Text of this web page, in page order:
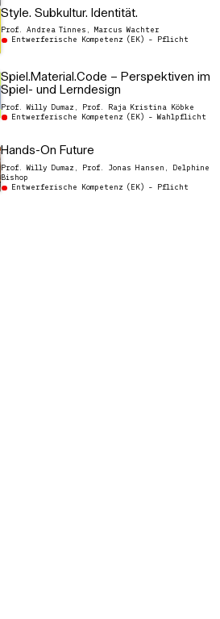
Style. Subkultur. Identität.
Prof. Andrea Tinnes, Marcus Wachter
Entwerferische Kompetenz (EK) - Pflicht
Spiel.Material.Code – Perspektiven im
Spiel- und Lerndesign
Prof. Willy Dumaz, Prof. Raja Kristina Köbke
Entwerferische Kompetenz (EK) - Wahlpflicht
Hands-On Future
Prof. Willy Dumaz, Prof. Jonas Hansen, Delphine
Bishop
Entwerferische Kompetenz (EK) - Pflicht